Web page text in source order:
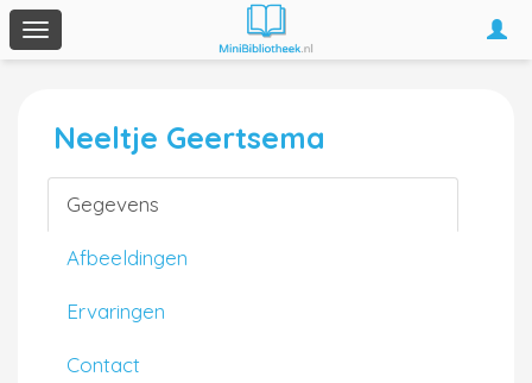
Toggle
navigation
Neeltje Geertsema
Gegevens
Afbeeldingen
Ervaringen
Contact